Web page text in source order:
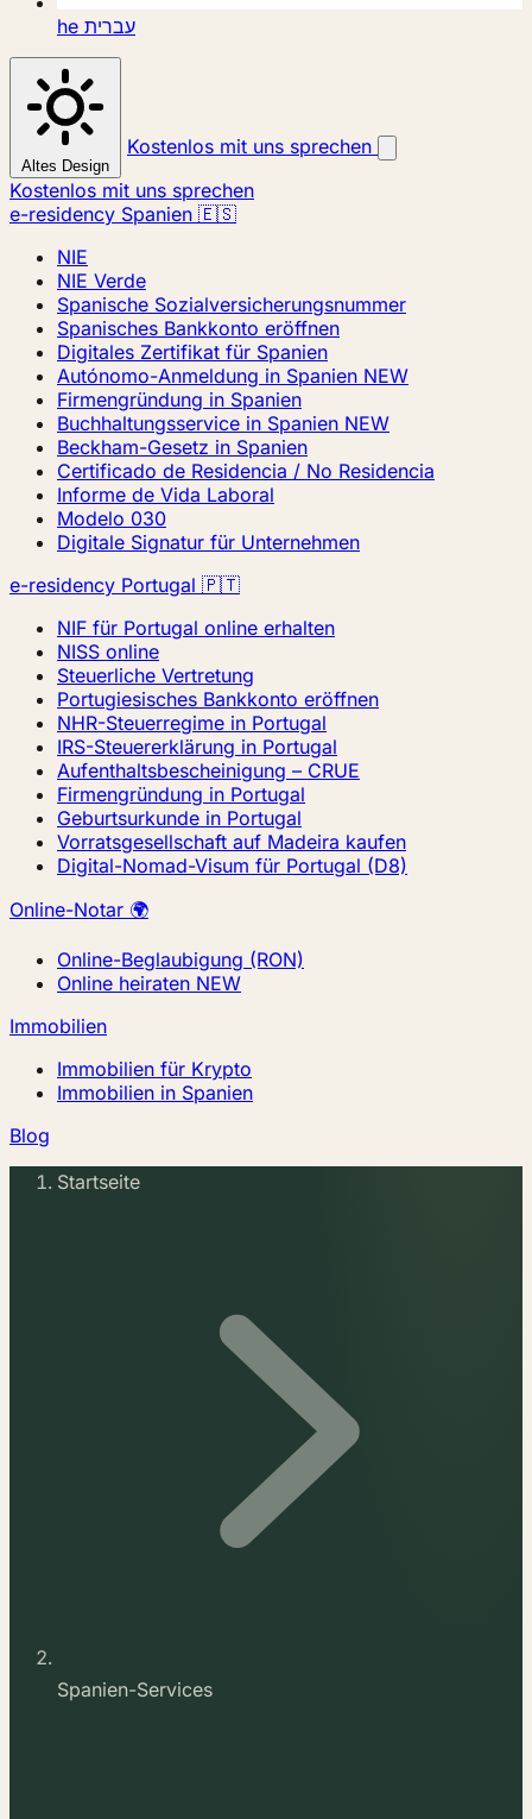
he עברית
Altes Design
Kostenlos mit uns sprechen
Kostenlos mit uns sprechen
e-residency Spanien 🇪🇸
NIE
NIE Verde
Spanische Sozialversicherungsnummer
Spanisches Bankkonto eröffnen
Digitales Zertifikat für Spanien
Autónomo-Anmeldung in Spanien NEW
Firmengründung in Spanien
Buchhaltungsservice in Spanien NEW
Beckham-Gesetz in Spanien
Certificado de Residencia / No Residencia
Informe de Vida Laboral
Modelo 030
Digitale Signatur für Unternehmen
e-residency Portugal 🇵🇹
NIF für Portugal online erhalten
NISS online
Steuerliche Vertretung
Portugiesisches Bankkonto eröffnen
NHR-Steuerregime in Portugal
IRS-Steuererklärung in Portugal
Aufenthaltsbescheinigung – CRUE
Firmengründung in Portugal
Geburtsurkunde in Portugal
Vorratsgesellschaft auf Madeira kaufen
Digital-Nomad-Visum für Portugal (D8)
Online-Notar 🌍
Online-Beglaubigung (RON)
Online heiraten NEW
Immobilien
Immobilien für Krypto
Immobilien in Spanien
Blog
Startseite
Spanien-Services